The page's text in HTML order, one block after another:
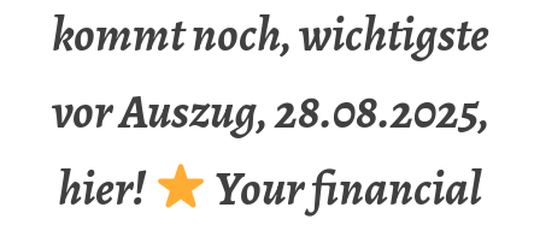
kommt noch, wichtigste
vor Auszug, 28.08.2025,
hier!
Your financial